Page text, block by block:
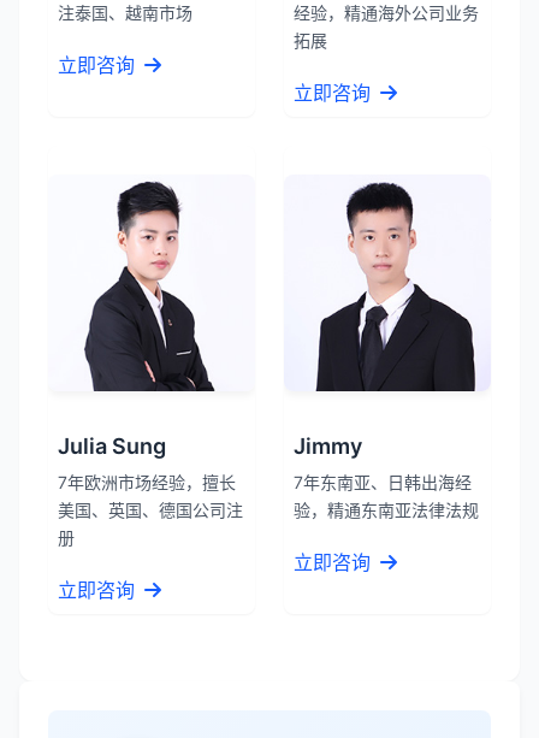
注泰国、越南市场
立即咨询
经验，精通海外公司业务
拓展
立即咨询
Julia Sung
7年欧洲市场经验，擅长
美国、英国、德国公司注
册
立即咨询
Jimmy
7年东南亚、日韩出海经
验，精通东南亚法律法规
立即咨询